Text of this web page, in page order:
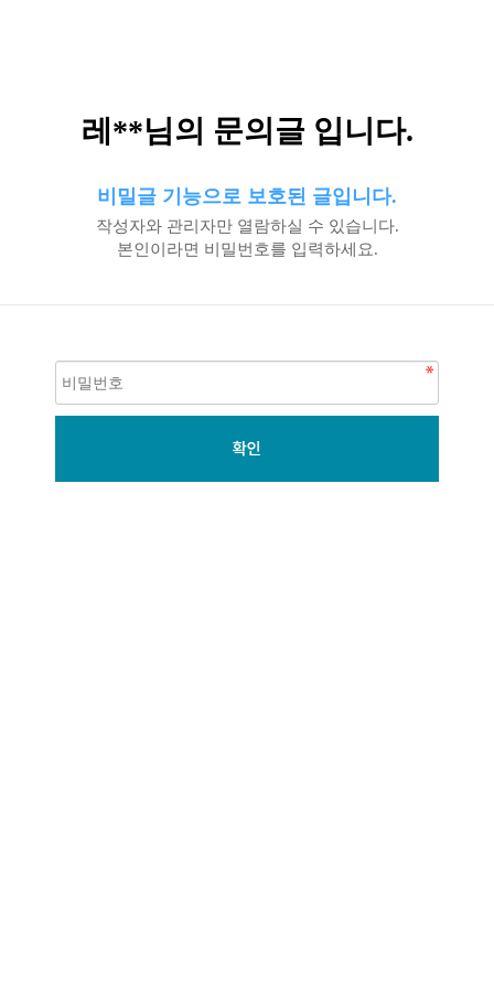
레**님의 문의글 입니다.
비밀글 기능으로 보호된 글입니다.
작성자와 관리자만 열람하실 수 있습니다.
본인이라면 비밀번호를 입력하세요.